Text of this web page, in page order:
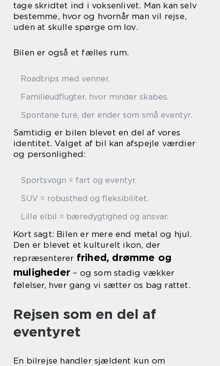
tage skridtet ind i voksenlivet. Man kan selv
bestemme, hvor og hvornår man vil rejse,
uden at skulle spørge om lov.
Bilen er også et fælles rum.
Roadtrips med venner.
Familieudflugter, hvor minder skabes.
Spontane ture, der ender som små eventyr.
Samtidig er bilen blevet en del af vores
identitet. Valget af bil kan afspejle værdier
og personlighed:
Sportsvogn = fart og eventyr.
SUV = robusthed og fleksibilitet.
Lille elbil = bæredygtighed og ansvar.
Kort sagt: Bilen er mere end metal og hjul.
Den er blevet et kulturelt ikon, der
repræsenterer frihed, drømme og
muligheder – og som stadig vækker
følelser, hver gang vi sætter os bag rattet.
Rejsen som en del af
eventyret
En bilrejse handler sjældent kun om